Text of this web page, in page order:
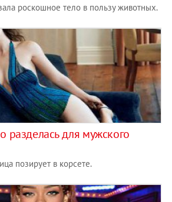
роскошное тело в пользу животных.
разделась для мужского
позирует в корсете.